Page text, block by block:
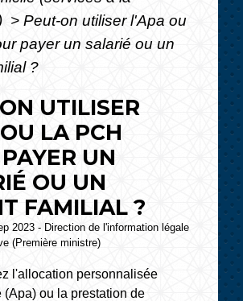
> Peut-on utiliser l'Apa ou
payer un salarié ou un
?
UTILISER
LA PCH
UN
OU UN
FAMILIAL ?
2023 - Direction de l'information légale
(Première ministre)
l'allocation personnalisée
(Apa) ou la prestation de